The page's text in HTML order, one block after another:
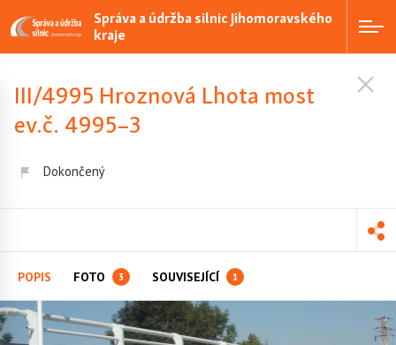
Správa a údržba silnic Jihomoravského
kraje
III/4995 Hroznová Lhota most
ev.č. 4995–3
Dokončený
POPIS FOTO 3 SOUVISEJÍCÍ 1